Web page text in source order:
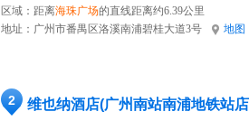
区域：距离海珠广场的直线距离约6.39公里
地址： 广州市番禺区洛溪南浦碧桂大道3号 地图
2 维也纳酒店(广州南站南浦地铁站